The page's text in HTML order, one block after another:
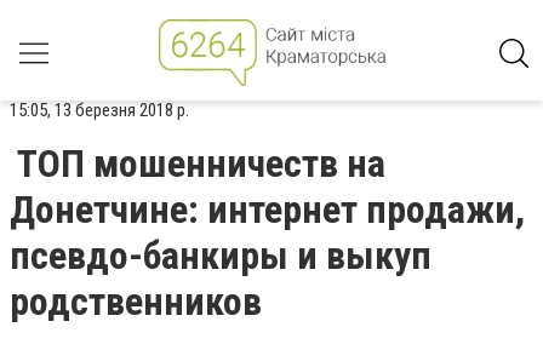
15:05, 13 березня 2018 р.
ТОП мошенничеств на
Донетчине: интернет продажи,
псевдо-банкиры и выкуп
родственников